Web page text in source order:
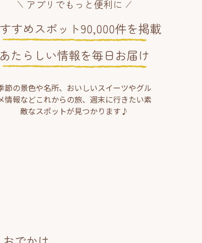
アプリでもっと便利に
すめスポット90,000件を掲載
あたらしい情報を毎日お届け
節の景色や名所、おいしいスイーツやグル
情報などこれからの旅、週末に行きたい素
敵なスポットが見つかります♪